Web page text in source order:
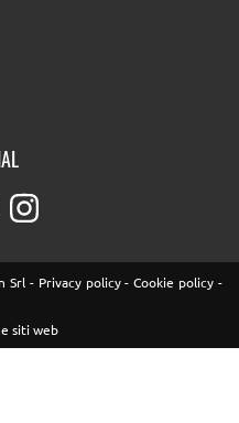
Srl - Privacy policy-Cookie policy -
siti web